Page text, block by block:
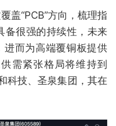
盖“PCB”方向，梳理指
备很强的持续性，未来
而为高端覆铜板提供
需紧张格局将维持到
科技、圣泉集团，其在